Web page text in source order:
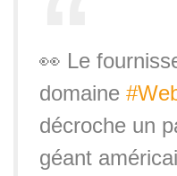
👀 Le
domaine
décroche un
géant